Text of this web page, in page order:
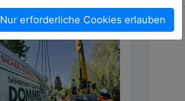
Nur erforderliche Cookies erlauben